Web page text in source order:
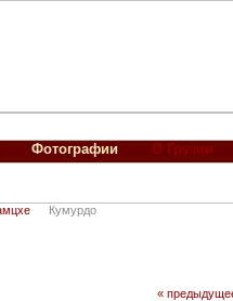
Фотографии О Грузии
Кумурдо
«